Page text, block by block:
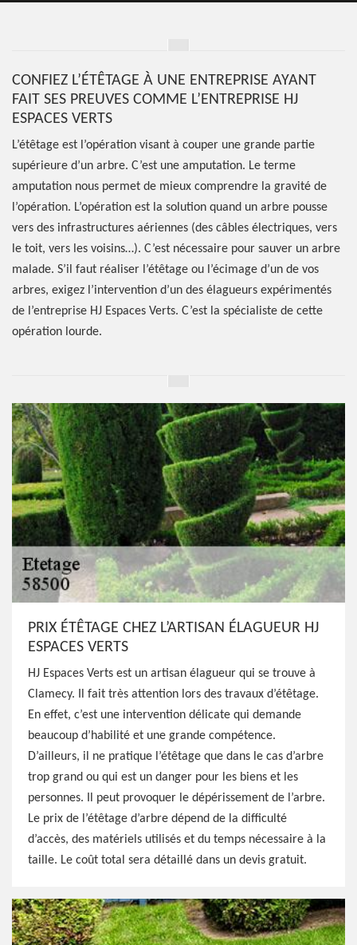
CONFIEZ L’ÉTÊTAGE À UNE ENTREPRISE AYANT
FAIT SES PREUVES COMME L’ENTREPRISE HJ
ESPACES VERTS
L’étêtage est l’opération visant à couper une grande partie
supérieure d’un arbre. C’est une amputation. Le terme
amputation nous permet de mieux comprendre la gravité de
l’opération. L’opération est la solution quand un arbre pousse
vers des infrastructures aériennes (des câbles électriques, vers
le toit, vers les voisins…). C’est nécessaire pour sauver un arbre
malade. S’il faut réaliser l’étêtage ou l’écimage d’un de vos
arbres, exigez l’intervention d’un des élagueurs expérimentés
de l’entreprise HJ Espaces Verts. C’est la spécialiste de cette
opération lourde.
PRIX ÉTÊTAGE CHEZ L’ARTISAN ÉLAGUEUR HJ
ESPACES VERTS
HJ Espaces Verts est un artisan élagueur qui se trouve à
Clamecy. Il fait très attention lors des travaux d’étêtage.
En effet, c’est une intervention délicate qui demande
beaucoup d’habilité et une grande compétence.
D’ailleurs, il ne pratique l’étêtage que dans le cas d’arbre
trop grand ou qui est un danger pour les biens et les
personnes. Il peut provoquer le dépérissement de l’arbre.
Le prix de l’étêtage d’arbre dépend de la difficulté
d’accès, des matériels utilisés et du temps nécessaire à la
taille. Le coût total sera détaillé dans un devis gratuit.